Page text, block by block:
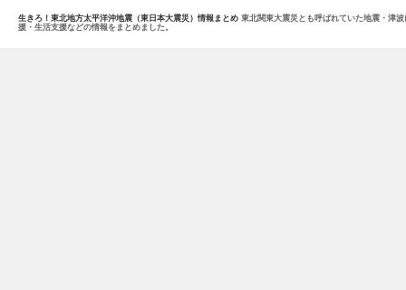
生きろ！東北地方太平洋沖地震（東日本大震災）情報まとめ 東北関東大震災とも呼ばれていた地震・津
援・生活支援などの情報をまとめました。